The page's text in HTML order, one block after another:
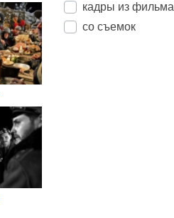
кадры из фильма
со съемок